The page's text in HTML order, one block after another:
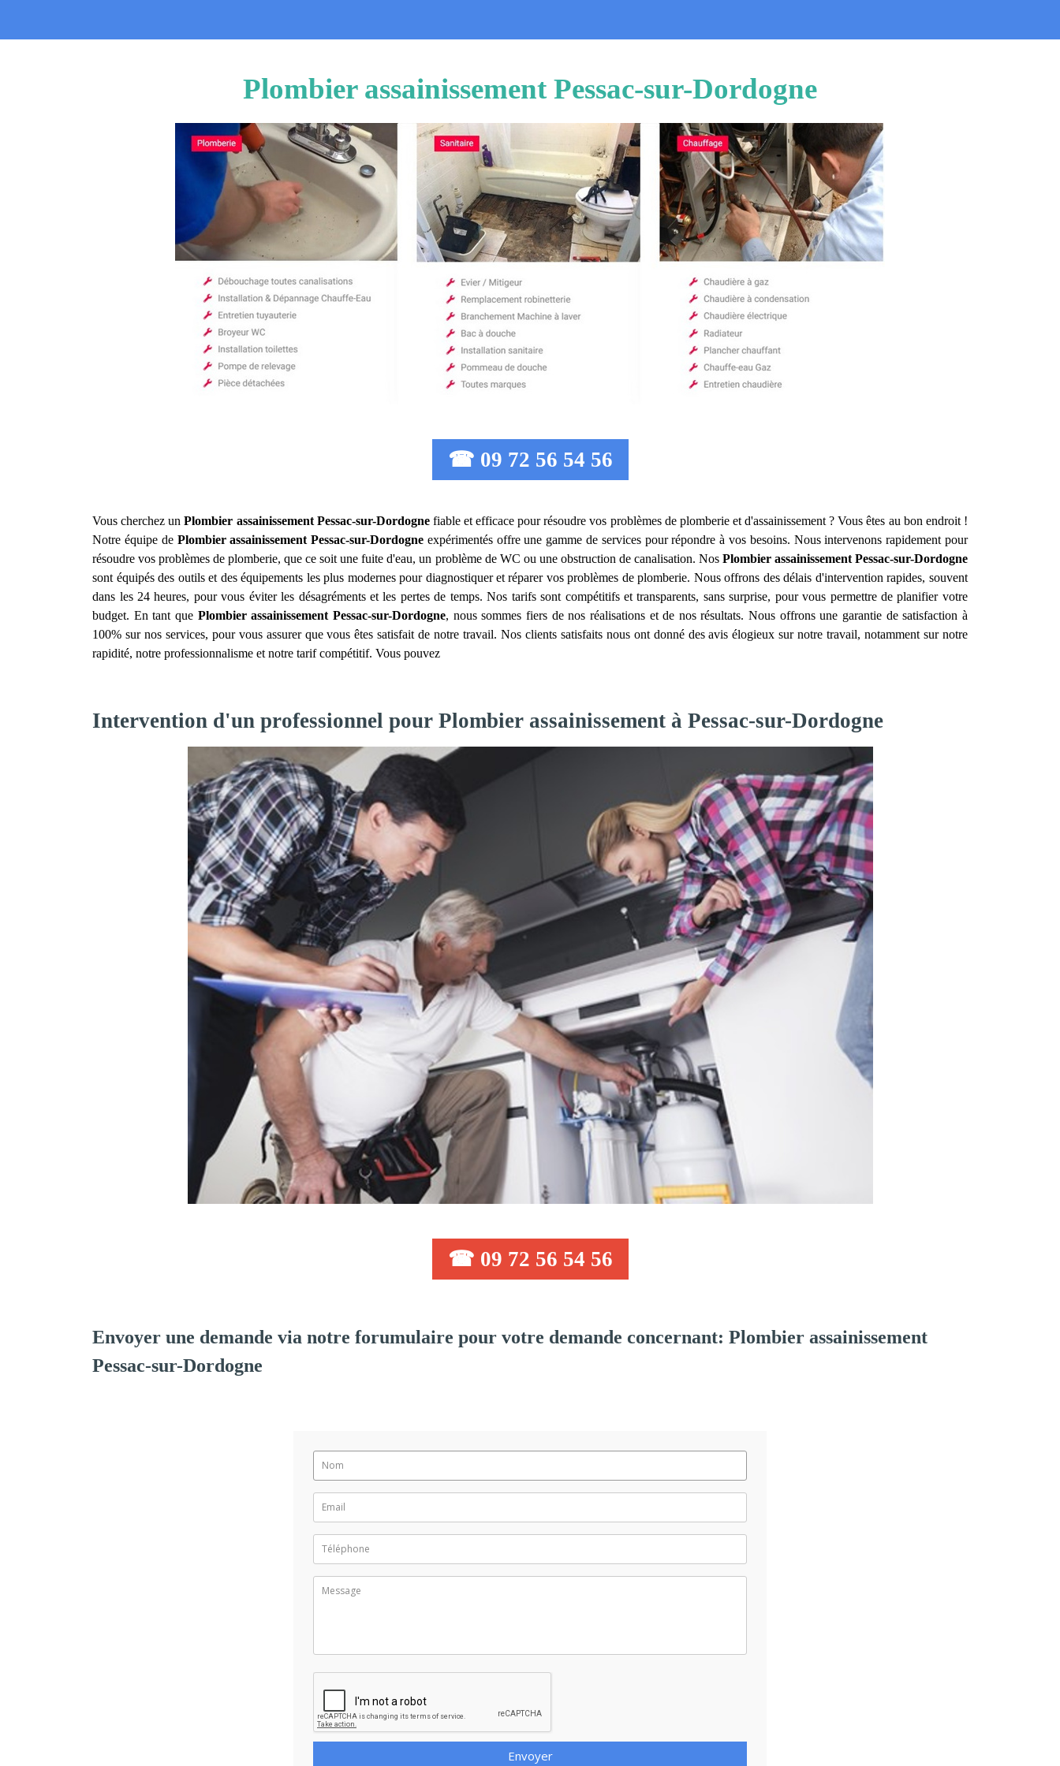
Plombier assainissement Pessac-sur-Dordogne
☎ 09 72 56 54 56
Vous cherchez unPlombier assainissement Pessac-sur-Dordognefiable et efficace pour résoudre vos problèmes de plomberie et d'assainissement ? Vous êtes au bon endroit !
Notre équipe de Plombier assainissement Pessac-sur-Dordogne expérimentés offre une gamme de services pour répondre à vos besoins. Nous intervenons rapidement pour
résoudre vos problèmes de plomberie, que ce soit une fuite d'eau, un problème de WC ou une obstruction de canalisation. Nos Plombier assainissement Pessac-sur-Dordogne
sont équipés des outils et des équipements les plus modernes pour diagnostiquer et réparer vos problèmes de plomberie. Nous offrons des délais d'intervention rapides, souvent
dans les 24 heures, pour vous éviter les désagréments et les pertes de temps. Nos tarifs sont compétitifs et transparents, sans surprise, pour vous permettre de planifier votre
budget. En tant que Plombier assainissement Pessac-sur-Dordogne, nous sommes fiers de nos réalisations et de nos résultats. Nous offrons une garantie de satisfaction à
100% sur nos services, pour vous assurer que vous êtes satisfait de notre travail. Nos clients satisfaits nous ont donné des avis élogieux sur notre travail, notamment sur notre
rapidité, notre professionnalisme et notre tarif compétitif. Vous pouvez
Intervention d'un professionnel pour Plombier assainissement à Pessac-sur-Dordogne
☎ 09 72 56 54 56
Envoyer une demande via notre forumulaire pour votre demande concernant: Plombier assainissement
Pessac-sur-Dordogne
Envoyer